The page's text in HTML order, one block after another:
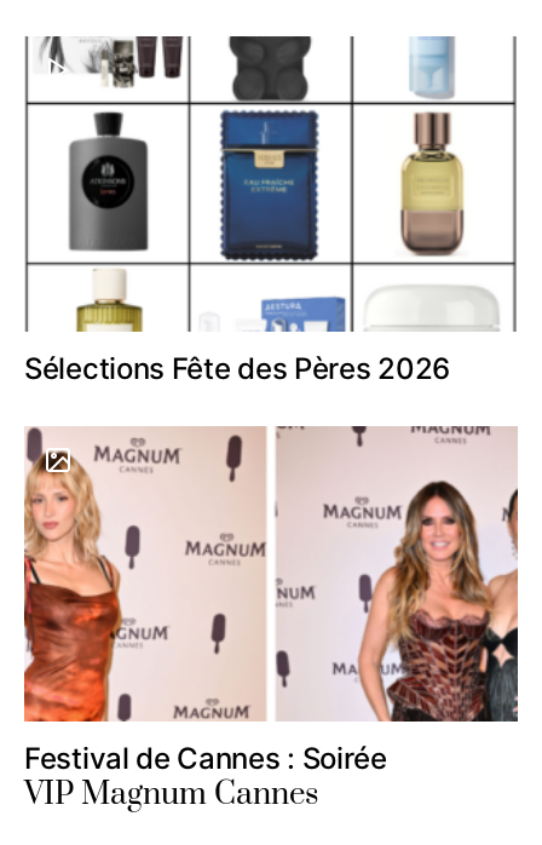
Sélections Fête des Pères 2026
Festival de Cannes : Soirée
VIP Magnum Cannes